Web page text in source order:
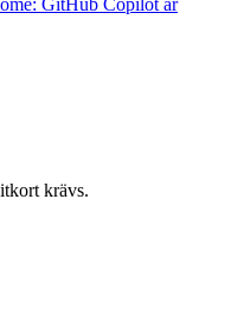
GitHub Copilot är
krävs.